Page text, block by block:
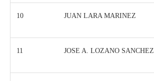
10 JUAN LARA MARINEZ
11 JOSE A. LOZANO SANCHEZ